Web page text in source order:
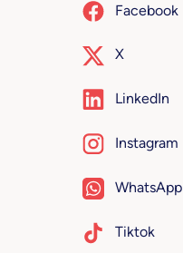
Facebook
X
LinkedIn
Instagram
WhatsApp
Tiktok